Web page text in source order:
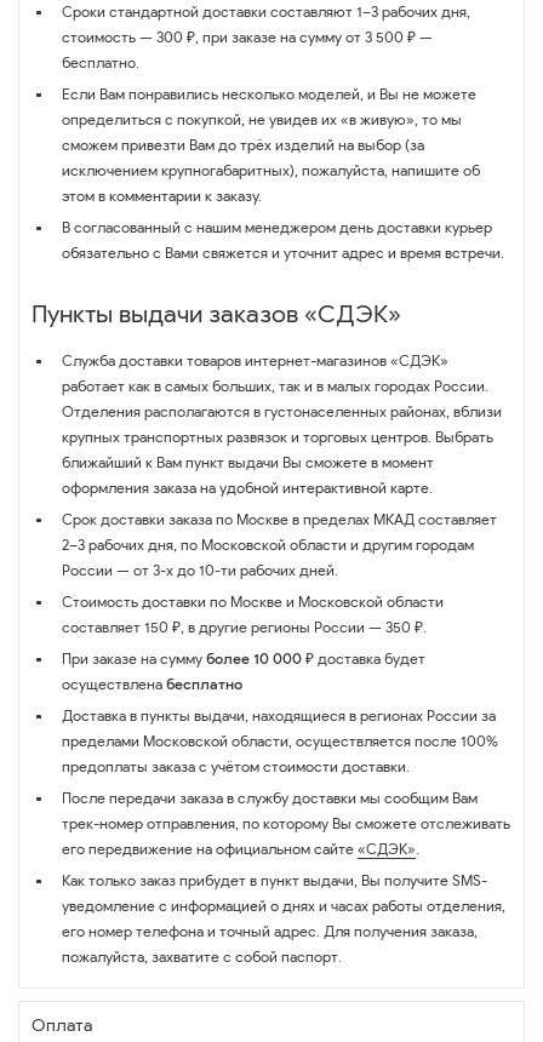
Сроки стандартной доставки составляют 1–3 рабочих дня,
стоимость — 300 ₽, при заказе на сумму от 3 500 ₽ —
бесплатно.
Если Вам понравились несколько моделей, и Вы не можете
определиться с покупкой, не увидев их «в живую», то мы
сможем привезти Вам до трёх изделий на выбор (за
исключением крупногабаритных), пожалуйста, напишите об
этом в комментарии к заказу.
В согласованный с нашим менеджером день доставки курьер
обязательно с Вами свяжется и уточнит адрес и время встречи.
Пункты выдачи заказов «СДЭК»
Служба доставки товаров интернет-магазинов «СДЭК»
работает как в самых больших, так и в малых городах России.
Отделения располагаются в густонаселенных районах, вблизи
крупных транспортных развязок и торговых центров. Выбрать
ближайший к Вам пункт выдачи Вы сможете в момент
оформления заказа на удобной интерактивной карте.
Срок доставки заказа по Москве в пределах МКАД составляет
2–3 рабочих дня, по Московской области и другим городам
России — от 3-х до 10-ти рабочих дней.
Стоимость доставки по Москве и Московской области
составляет 150 ₽, в другие регионы России — 350 ₽.
При заказе на сумму более 10 000 ₽ доставка будет
осуществлена бесплатно
Доставка в пункты выдачи, находящиеся в регионах России за
пределами Московской области, осуществляется после 100%
предоплаты заказа с учётом стоимости доставки.
После передачи заказа в службу доставки мы сообщим Вам
трек-номер отправления, по которому Вы сможете отслеживать
его передвижение на официальном сайте «СДЭК».
Как только заказ прибудет в пункт выдачи, Вы получите SMS-
уведомление с информацией о днях и часах работы отделения,
его номер телефона и точный адрес. Для получения заказа,
пожалуйста, захватите с собой паспорт.
Оплата